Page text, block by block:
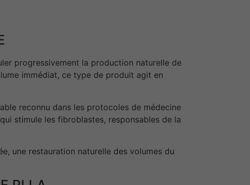
progressivement la production naturelle de
immédiat, ce type de produit agit en
reconnu dans les protocoles de médecine
stimule les fibroblastes, responsables de la
une restauration naturelle des volumes du